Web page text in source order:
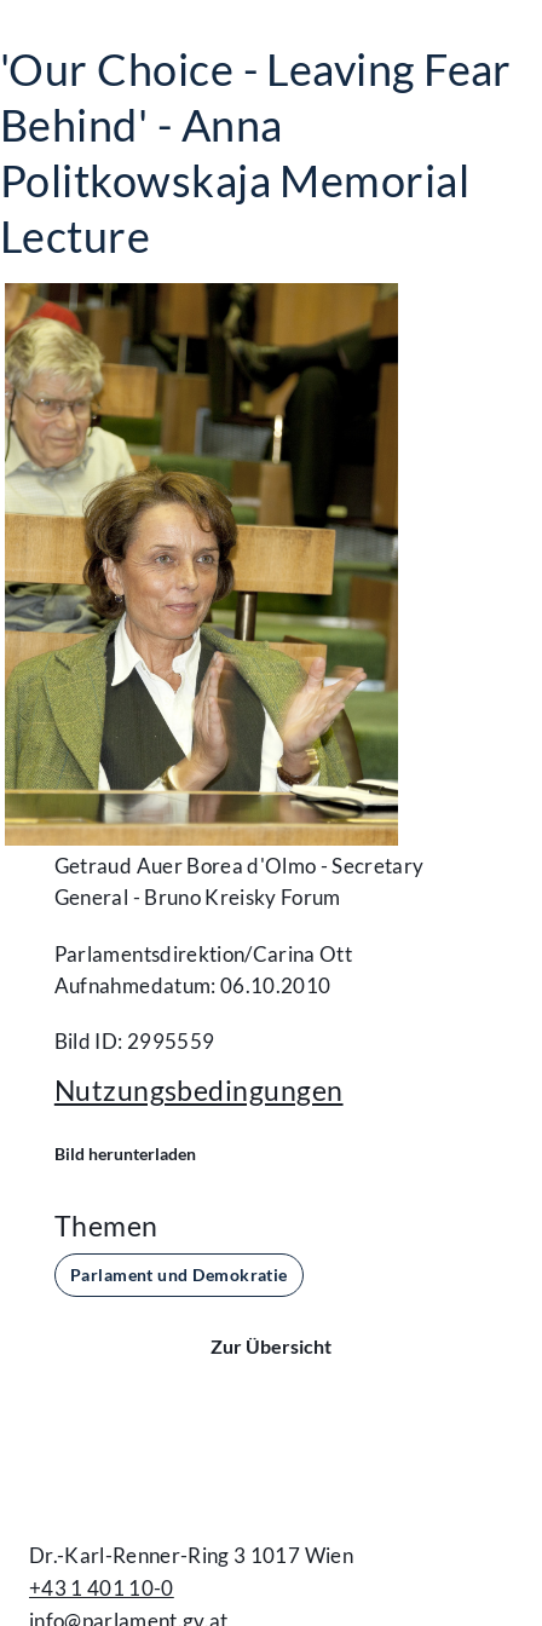
'Our Choice - Leaving Fear
Behind' - Anna
Politkowskaja Memorial
Lecture
Getraud Auer Borea d'Olmo - Secretary
General - Bruno Kreisky Forum
Parlamentsdirektion/​Carina Ott
Aufnahmedatum: 06.10.2010
Bild ID: 2995559
Nutzungsbedingungen
Bild herunterladen
Themen
Parlament und Demokratie
Zur Übersicht
Dr.-Karl-Renner-Ring 3 1017 Wien
+43 1 401 10-0
info@parlament.gv.at